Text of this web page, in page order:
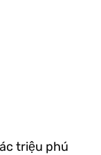
triệu phú